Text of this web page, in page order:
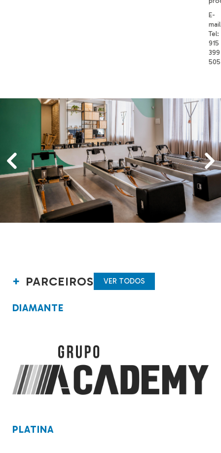
E-
Tel:
915
399
505
PARCEIROS VER TODOS
DIAMANTE
PLATINA